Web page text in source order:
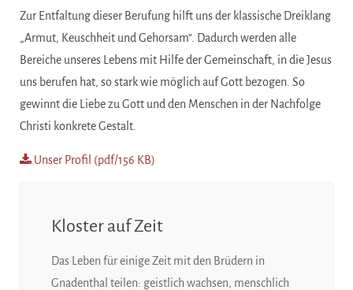
Zur Entfaltung dieser Berufung hilft uns der klassische Dreiklang
„Armut, Keuschheit und Gehorsam“. Dadurch werden alle
Bereiche unseres Lebens mit Hilfe der Gemeinschaft, in die Jesus
uns berufen hat, so stark wie möglich auf Gott bezogen. So
gewinnt die Liebe zu Gott und den Menschen in der Nachfolge
Christi konkrete Gestalt.
Unser Profil (pdf/156 KB)
Kloster auf Zeit
Das Leben für einige Zeit mit den Brüdern in
Gnadenthal teilen: geistlich wachsen, menschlich